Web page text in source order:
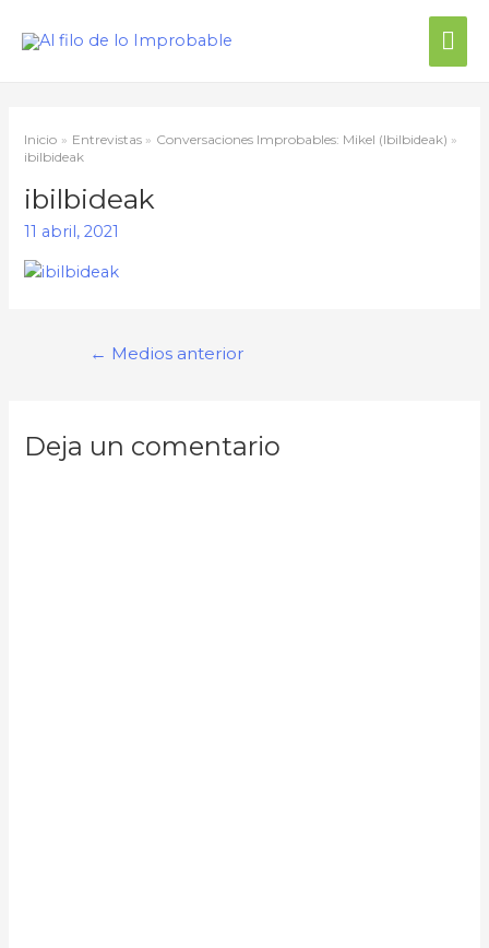
Inicio Entrevistas
Conversaciones Improbables: Mikel (Ibilbideak)
ibilbideak
ibilbideak
11 abril, 2021
← Medios anterior
Deja un comentario